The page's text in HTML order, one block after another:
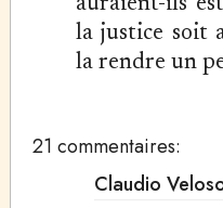
auraient-ils
la justice soit
la rendre un
21 commentaires:
Claudio